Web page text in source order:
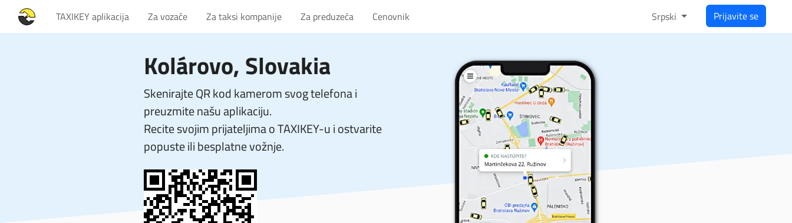
TAXIKEY aplikacija Za vozače Za taksi kompanije Za preduzeća Cenovnik Srpski Prijavite se
Kolárovo, Slovakia
Skenirajte QR kod kamerom svog telefona i
preuzmite našu aplikaciju.
Recite svojim prijateljima o TAXIKEY-u i ostvarite
popuste ili besplatne vožnje.